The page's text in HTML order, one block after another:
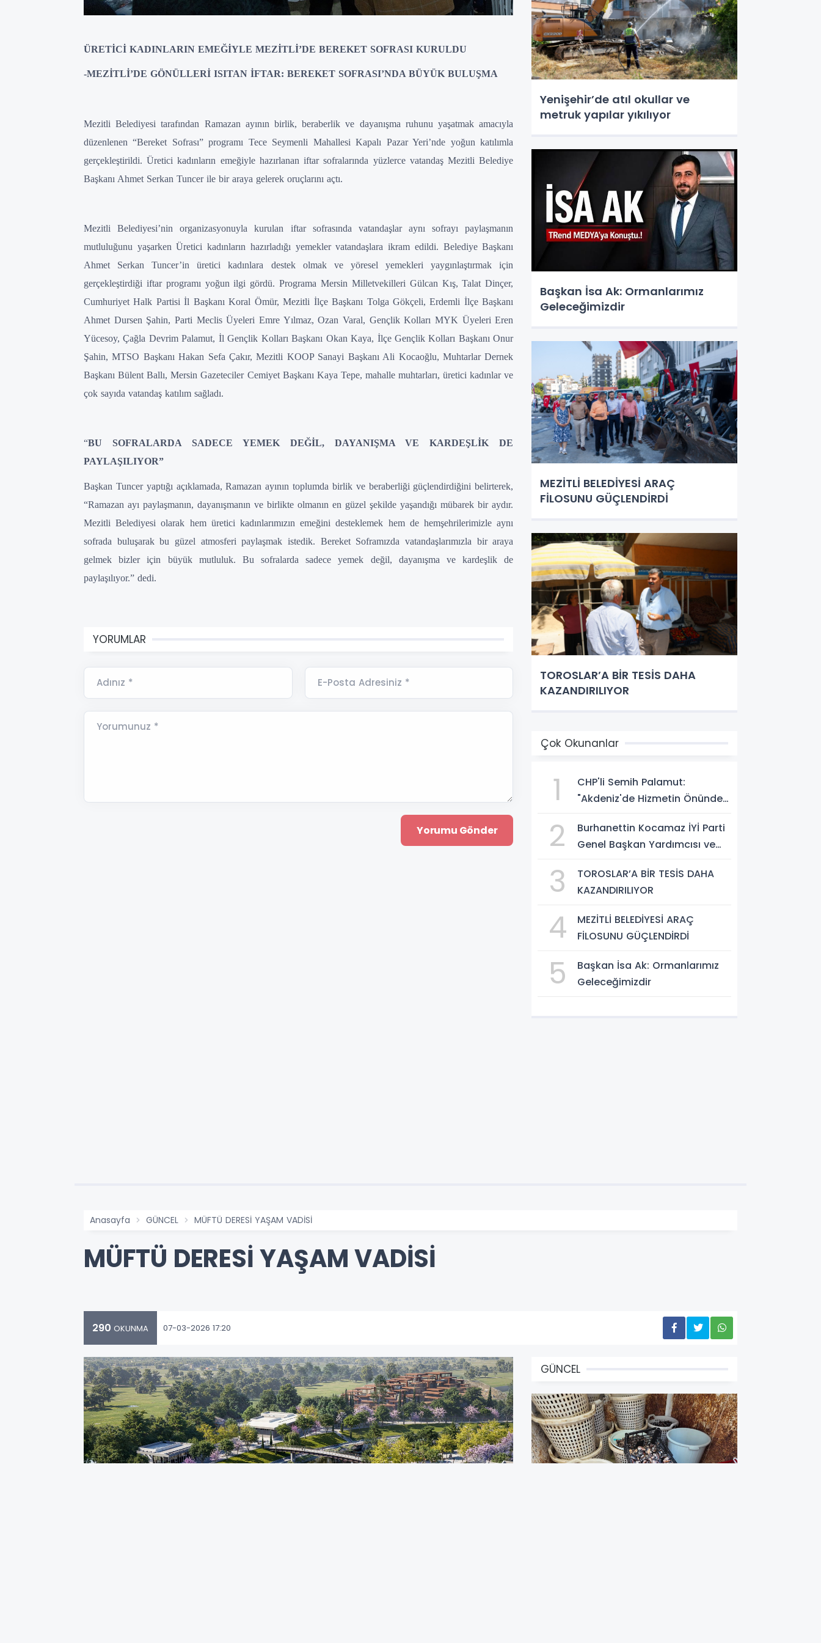
ÜRETİCİ KADINLARIN EMEĞİYLE MEZİTLİ’DE BEREKET SOFRASI KURULDU
-MEZİTLİ’DE GÖNÜLLERİ ISITAN İFTAR: BEREKET SOFRASI’NDA BÜYÜK BULUŞMA
Mezitli Belediyesi tarafından Ramazan ayının birlik, beraberlik ve dayanışma ruhunu yaşatmak amacıyla
düzenlenen “Bereket Sofrası” programı Tece Seymenli Mahallesi Kapalı Pazar Yeri’nde yoğun katılımla
gerçekleştirildi. Üretici kadınların emeğiyle hazırlanan iftar sofralarında yüzlerce vatandaş Mezitli Belediye
Başkanı Ahmet Serkan Tuncer ile bir araya gelerek oruçlarını açtı.
Mezitli Belediyesi’nin organizasyonuyla kurulan iftar sofrasında vatandaşlar aynı sofrayı paylaşmanın
mutluluğunu yaşarken Üretici kadınların hazırladığı yemekler vatandaşlara ikram edildi. Belediye Başkanı
Ahmet Serkan Tuncer’in üretici kadınlara destek olmak ve yöresel yemekleri yaygınlaştırmak için
gerçekleştirdiği iftar programı yoğun ilgi gördü. Programa Mersin Milletvekilleri Gülcan Kış, Talat Dinçer,
Cumhuriyet Halk Partisi İl Başkanı Koral Ömür, Mezitli İlçe Başkanı Tolga Gökçeli, Erdemli İlçe Başkanı
Ahmet Dursen Şahin, Parti Meclis Üyeleri Emre Yılmaz, Ozan Varal, Gençlik Kolları MYK Üyeleri Eren
Yücesoy, Çağla Devrim Palamut, İl Gençlik Kolları Başkanı Okan Kaya, İlçe Gençlik Kolları Başkanı Onur
Şahin, MTSO Başkanı Hakan Sefa Çakır, Mezitli KOOP Sanayi Başkanı Ali Kocaoğlu, Muhtarlar Dernek
Başkanı Bülent Ballı, Mersin Gazeteciler Cemiyet Başkanı Kaya Tepe, mahalle muhtarları, üretici kadınlar ve
çok sayıda vatandaş katılım sağladı.
“BU SOFRALARDA SADECE YEMEK DEĞİL, DAYANIŞMA VE KARDEŞLİK DE
PAYLAŞILIYOR”
Başkan Tuncer yaptığı açıklamada, Ramazan ayının toplumda birlik ve beraberliği güçlendirdiğini belirterek,
“Ramazan ayı paylaşmanın, dayanışmanın ve birlikte olmanın en güzel şekilde yaşandığı mübarek bir aydır.
Mezitli Belediyesi olarak hem üretici kadınlarımızın emeğini desteklemek hem de hemşehrilerimizle aynı
sofrada buluşarak bu güzel atmosferi paylaşmak istedik. Bereket Soframızda vatandaşlarımızla bir araya
gelmek bizler için büyük mutluluk. Bu sofralarda sadece yemek değil, dayanışma ve kardeşlik de
paylaşılıyor.” dedi.
YORUMLAR
Adınız * E-Posta Adresiniz *
Yorumunuz *
Yenişehir’de atıl okullar ve
metruk yapılar yıkılıyor
Başkan İsa Ak: Ormanlarımız
Geleceğimizdir
MEZİTLİ BELEDİYESİ ARAÇ
FİLOSUNU GÜÇLENDİRDİ
TOROSLAR’A BİR TESİS DAHA
KAZANDIRILIYOR
Çok Okunanlar
1
CHP'li Semih Palamut:
"Akdeniz'de Hizmetin Önündeki
Uzak Yönetim Anlayışıdır"
2
Burhanettin Kocamaz İYİ Parti
Genel Başkan Yardımcısı ve
3
TOROSLAR’A BİR TESİS DAHA
KAZANDIRILIYOR
4
MEZİTLİ BELEDİYESİ ARAÇ
FİLOSUNU GÜÇLENDİRDİ
5
Başkan İsa Ak: Ormanlarımız
Geleceğimizdir
Anasayfa GÜNCEL MÜFTÜ DERESİ YAŞAM VADİSİ
MÜFTÜ DERESİ YAŞAM VADİSİ
290 OKUNMA 07-03-2026 17:20
GÜNCEL